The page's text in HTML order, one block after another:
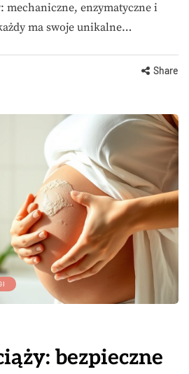
mechaniczne, enzymatyczne i
ma swoje unikalne…
Share
bezpieczne